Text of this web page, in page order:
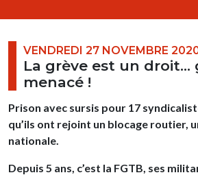
VENDREDI 27 NOVEMBRE
La grève est un droit...
menacé !
Prison avec sursis pour 17
qu’ils ont rejoint un blocage routier,
nationale.
Depuis 5 ans, c’est la FGTB, ses